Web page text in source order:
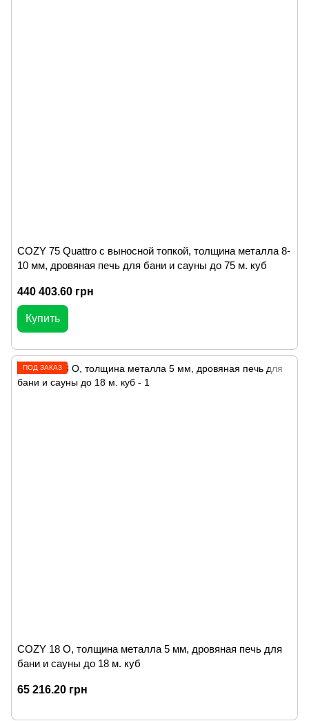
COZY 75 Quattro с выносной топкой, толщина металла 8-
10 мм, дровяная печь для бани и сауны до 75 м. куб
440 403.60 грн
Купить
ПОД ЗАКАЗ
COZY 18 O, толщина металла 5 мм, дровяная печь для
бани и сауны до 18 м. куб
65 216.20 грн